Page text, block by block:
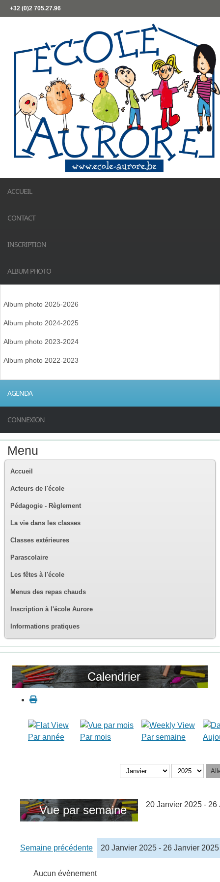
+32 (0)2 705.27.96
ACCUEIL
CONTACT
INSCRIPTION
ALBUM PHOTO
Album photo 2025-2026
Album photo 2024-2025
Album photo 2023-2024
Album photo 2022-2023
AGENDA
CONNEXION
Menu
Accueil
Acteurs de l'école
Pédagogie - Règlement
La vie dans les classes
Classes extérieures
Parascolaire
Les fêtes à l'école
Menus des repas chauds
Inscription à l'école Aurore
Informations pratiques
Calendrier
Par année Par mois Par semaine
Vue par semaine 20 Janvier 2025 - 26
Semaine précédente 20 Janvier 2025 - 26 Janvier 2025
Aucun évènement